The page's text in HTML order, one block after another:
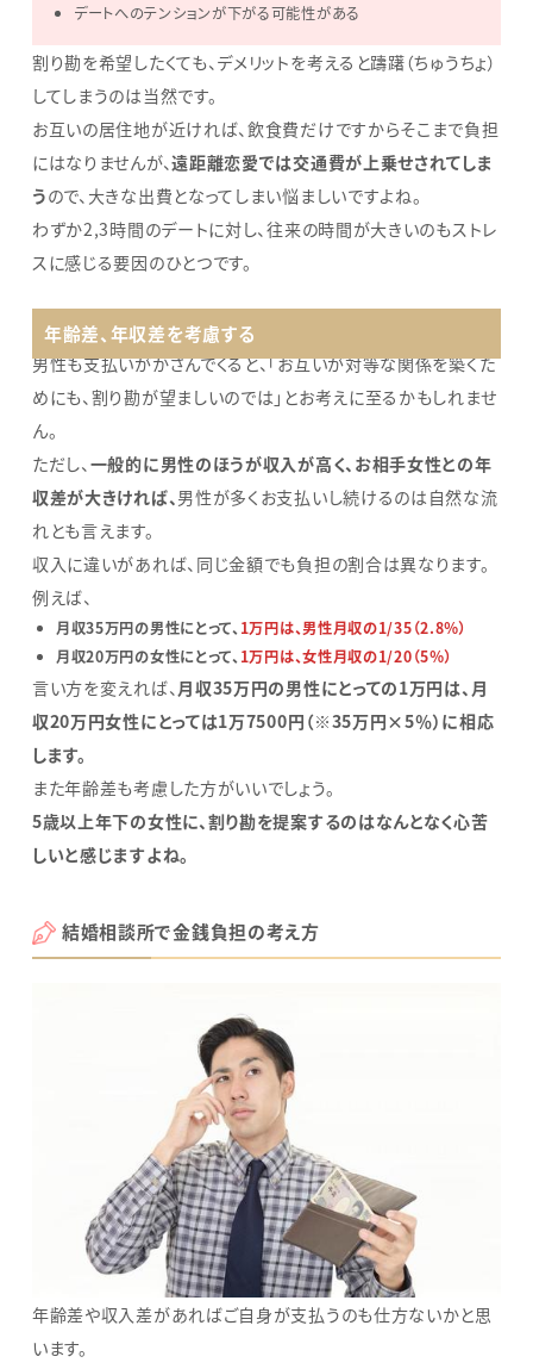
デートへのテンションが下がる可能性がある
割り勘を希望したくても、デメリットを考えると躊躇（ちゅうちょ）
してしまうのは当然です。
お互いの居住地が近ければ、飲食費だけですからそこまで負担
にはなりませんが、遠距離恋愛では交通費が上乗せされてしま
うので、大きな出費となってしまい悩ましいですよね。
わずか2,3時間のデートに対し、往来の時間が大きいのもストレ
スに感じる要因のひとつです。
年齢差、年収差を考慮する
男性も支払いがかさんでくると、「お互いが対等な関係を築くた
めにも、割り勘が望ましいのでは」とお考えに至るかもしれませ
ん。
ただし、 一般的に男性のほうが収入が高く、お相手女性との年
収差が大きければ、 男性が多くお支払いし続けるのは自然な流
れとも言えます。
収入に違いがあれば、同じ金額でも負担の割合は異なります。
例えば、
月収35万円の男性にとって、1万円は、男性月収の1/35（2.8％）
月収20万円の女性にとって、1万円は、女性月収の1/20（5％）
言い方を変えれば、 月収35万円の男性にとっての1万円は、月
収20万円女性にとっては1万7500円（※35万円×5％）に相応
します。
また年齢差も考慮した方がいいでしょう。
5歳以上年下の女性に、割り勘を提案するのはなんとなく心苦
しいと感じますよね。
結婚相談所で金銭負担の考え方
年齢差や収入差があればご自身が支払うのも仕方ないかと思
います。